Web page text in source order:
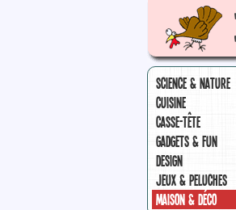
SCIENCE & NATURE
CUISINE
CASSE-TÊTE
GADGETS & FUN
DESIGN
JEUX & PELUCHES
MAISON & DÉCO